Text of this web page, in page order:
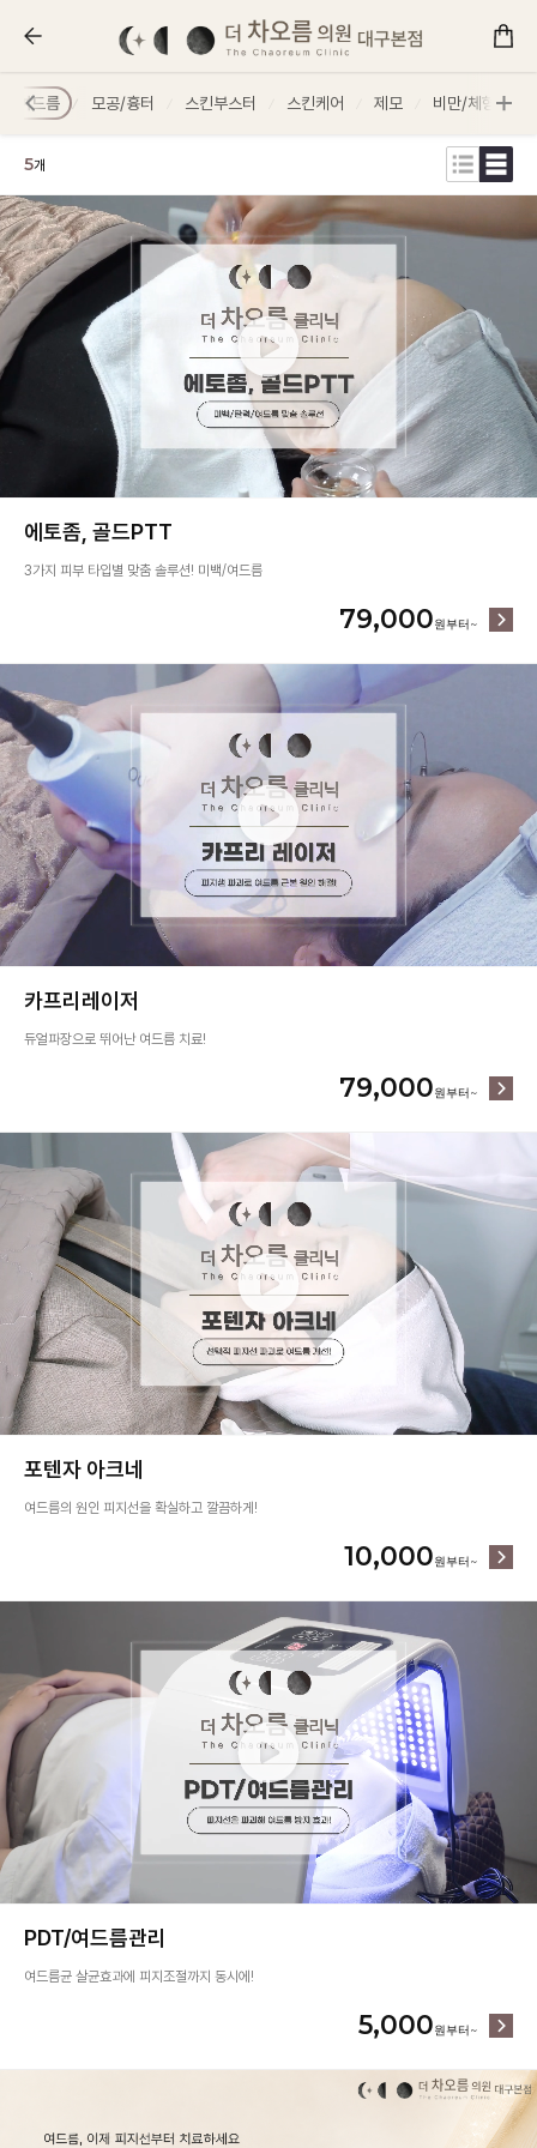
더 차오름의원 :: 시술안내/가격
여드름 모공/흉터 스킨부스터 스킨케어 제모 비만/체형
5개
에토좀, 골드PTT
3가지 피부 타입별 맞춤 솔루션! 미백/여드름
79,000
카프리레이저
듀얼파장으로 뛰어난 여드름 치료!
79,000
포텐자 아크네
여드름의 원인 피지선을 확실하고 깔끔하게!
10,000
PDT/여드름관리
여드름균 살균효과에 피지조절까지 동시에!
5,000